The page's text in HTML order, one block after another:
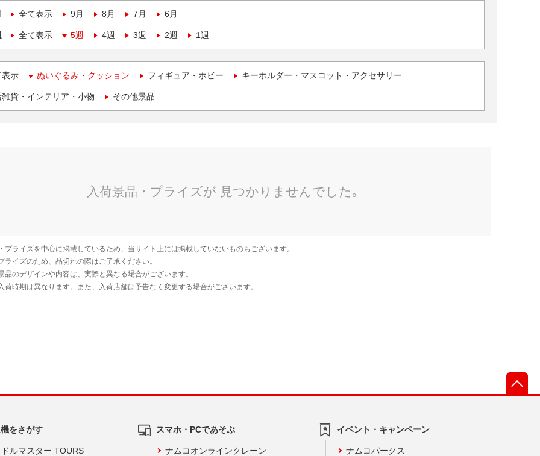
全て表示 9月 8月 7月 6月
全て表示 5週 4週 3週 2週 1週
表示 ぬいぐるみ・クッション フィギュア・ホビー キーホルダー・マスコット・アクセサリー
貨・インテリア・小物 その他景品
をさがす
ルマスター TOURS
スマホ・PCであそぶ
ナムコオンラインクレーン
イベント・キャンペーン
ナムコパークス